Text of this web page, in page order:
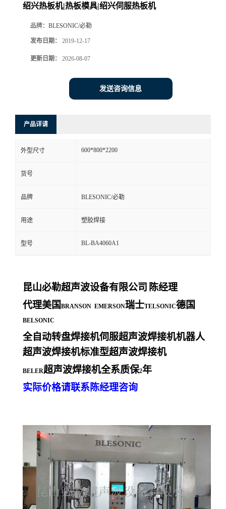
绍兴热板机|热板模具|绍兴伺服热板机
品牌： BLESONIC/必勒
发布日期： 2019-12-17
更新日期： 2026-08-07
发送咨询信息
产品详请
外型尺寸 600*800*2200
货号
品牌 BLESONIC/必勒
用途 塑胶焊接
型号 BL-BA4060A1
昆山必勒超声波设备有限公司 陈经理
代理美国 BRANSON EMERSON瑞士TELSONIC德国
BELSONIC
全自动转盘焊接机伺服超声波焊接机机器人
超声波焊接机标准型超声波焊接机
BELER超声波焊接机全系质保2年
实际价格请联系陈经理咨询